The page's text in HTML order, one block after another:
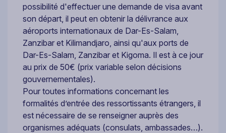
possibilité d'effectuer une demande de visa avant
son départ, il peut en obtenir la délivrance aux
aéroports internationaux de Dar-Es-Salam,
Zanzibar et Kilimandjaro, ainsi qu'aux ports de
Dar-Es-Salam, Zanzibar et Kigoma. Il est à ce jour
au prix de 50€ (prix variable selon décisions
gouvernementales).
Pour toutes informations concernant les
formalités d’entrée des ressortissants étrangers, il
est nécessaire de se renseigner auprès des
organismes adéquats (consulats, ambassades…).